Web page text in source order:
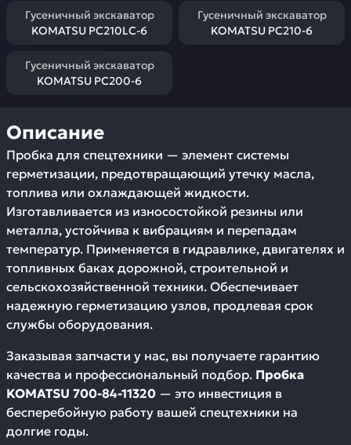
Гусеничный экскаватор
KOMATSU PC210LC-6
Гусеничный экскаватор
KOMATSU PC210-6
Гусеничный экскаватор
KOMATSU PC200-6
Описание
Пробка для спецтехники — элемент системы
герметизации, предотвращающий утечку масла,
топлива или охлаждающей жидкости.
Изготавливается из износостойкой резины или
металла, устойчива к вибрациям и перепадам
температур. Применяется в гидравлике, двигателях и
топливных баках дорожной, строительной и
сельскохозяйственной техники. Обеспечивает
надежную герметизацию узлов, продлевая срок
службы оборудования.
Заказывая запчасти у нас, вы получаете гарантию
качества и профессиональный подбор. Пробка
KOMATSU 700-84-11320 — это инвестиция в
бесперебойную работу вашей спецтехники на
долгие годы.